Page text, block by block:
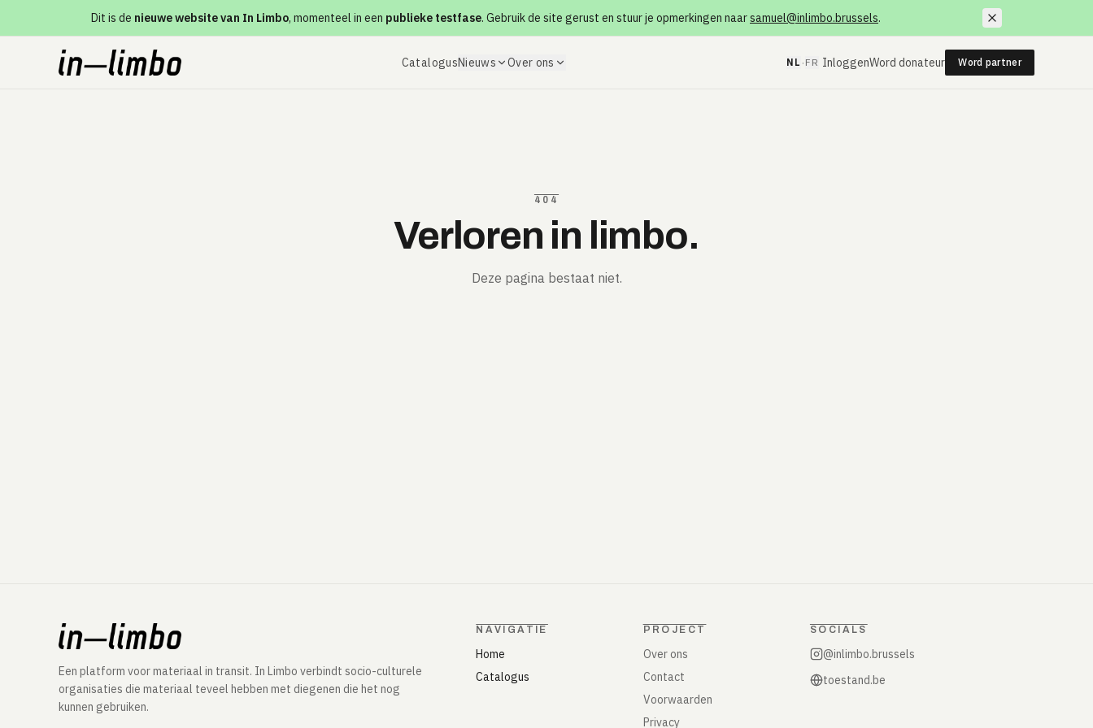
Dit is de nieuwe website van In Limbo, momenteel in een publieke testfase. Gebruik de site gerust en stuur je opmerkingen naarsamuel@inlimbo.brussels.
CatalogusNieuws Over ons NL · FR InloggenWord donateur Word partner
404
Verloren in limbo.
Deze pagina bestaat niet.
Een platform voor materiaal in transit. In Limbo verbindt socio-culturele
organisaties die materiaal teveel hebben met diegenen die het nog
kunnen gebruiken.
NAVIGATIE
Home
Catalogus
PROJECT
Over ons
Contact
Voorwaarden
Privacy
SOCIALS
@inlimbo.brussels
toestand.be